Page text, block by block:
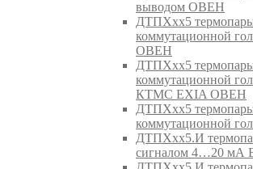
выводом ОВЕН
ДТПХхх5
коммутационной
ОВЕН
ДТПХхх5
коммутационной
КТМС EXIA ОВЕН
ДТПХхх5
коммутационной
ДТПХхх5.И
сигналом 4…20 мА